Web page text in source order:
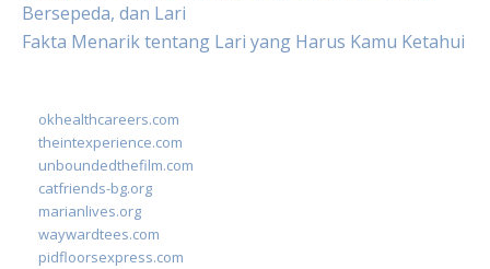
Bersepeda, dan Lari
Fakta Menarik tentang Lari yang Harus Kamu Ketahui
okhealthcareers.com
theintexperience.com
unboundedthefilm.com
catfriends-bg.org
marianlives.org
waywardtees.com
pidfloorsexpress.com